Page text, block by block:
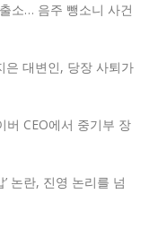
소… 음주 뺑소니 사건
은 대변인, 당장 사퇴가
버 CEO에서 중기부 장
논란, 진영 논리를 넘